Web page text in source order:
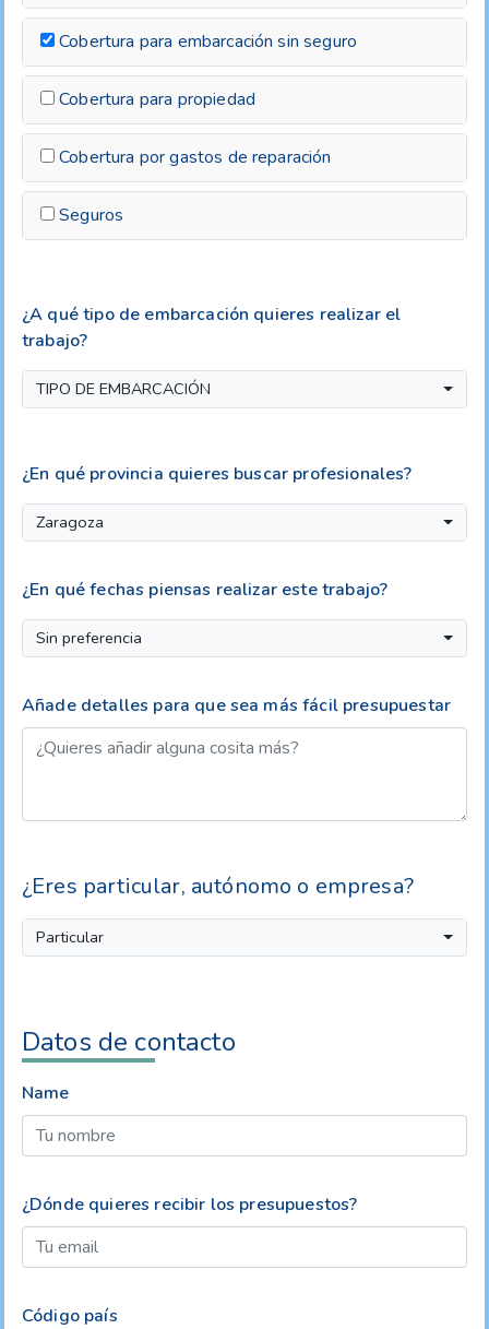
Cobertura para embarcación sin seguro
Cobertura para propiedad
Cobertura por gastos de reparación
Seguros
¿A qué tipo de embarcación quieres realizar el
trabajo?
TIPO DE EMBARCACIÓN
¿En qué provincia quieres buscar profesionales?
Zaragoza
¿En qué fechas piensas realizar este trabajo?
Sin preferencia
Añade detalles para que sea más fácil presupuestar
¿Eres particular, autónomo o empresa?
Particular
Datos de contacto
Name
¿Dónde quieres recibir los presupuestos?
Código país